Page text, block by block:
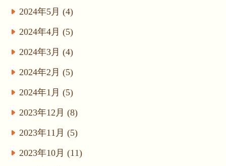
2024年5月 (4)
2024年4月 (5)
2024年3月 (4)
2024年2月 (5)
2024年1月 (5)
2023年12月 (8)
2023年11月 (5)
2023年10月 (11)